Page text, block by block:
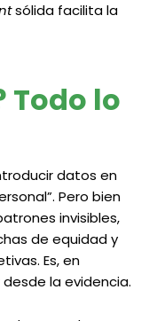
sólida facilita la
Todo lo
datos en
Pero bien
invisibles,
de equidad y
Es, en
la evidencia.